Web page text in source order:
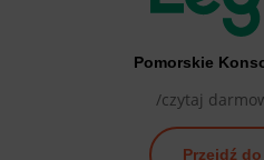
Pomorskie
/czytaj
Przejdź